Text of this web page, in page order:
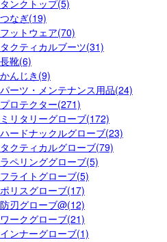
タンクトップ(5)
つなぎ(19)
フットウェア(70)
タクティカルブーツ(31)
長靴(6)
かんじき(9)
パーツ・メンテナンス用品(24)
プロテクター(271)
ミリタリーグローブ(172)
ハードナックルグローブ(23)
タクティカルグローブ(79)
ラペリンググローブ(5)
フライトグローブ(5)
ポリスグローブ(17)
防刃グローブ@(12)
ワークグローブ(21)
インナーグローブ(1)